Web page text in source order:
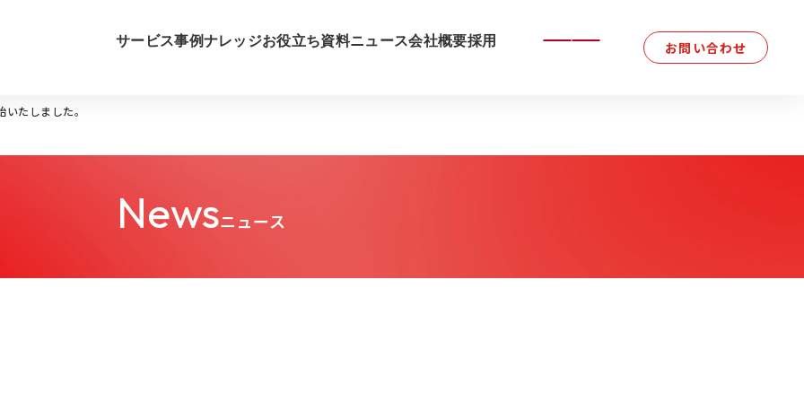
サービス事例ナレッジお役立ち資料ニュース会社概要採用 お問い合わせ
たしました。
Newsニュース